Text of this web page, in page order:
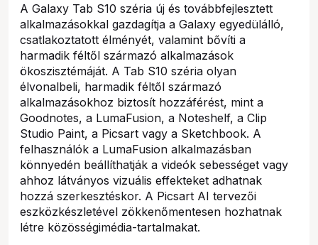
A Galaxy Tab S10 széria új és továbbfejlesztett
alkalmazásokkal gazdagítja a Galaxy egyedülálló,
csatlakoztatott élményét, valamint bővíti a
harmadik féltől származó alkalmazások
ökoszisztémáját. A Tab S10 széria olyan
élvonalbeli, harmadik féltől származó
alkalmazásokhoz biztosít hozzáférést, mint a
Goodnotes, a LumaFusion, a Noteshelf, a Clip
Studio Paint, a Picsart vagy a Sketchbook. A
felhasználók a LumaFusion alkalmazásban
könnyedén beállíthatják a videók sebességet vagy
ahhoz látványos vizuális effekteket adhatnak
hozzá szerkesztéskor. A Picsart AI tervezői
eszközkészletével zökkenőmentesen hozhatnak
létre közösségimédia-tartalmakat.